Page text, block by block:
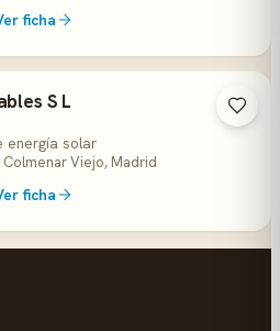
ficha
S L
energía solar
Colmenar Viejo, Madrid
ficha